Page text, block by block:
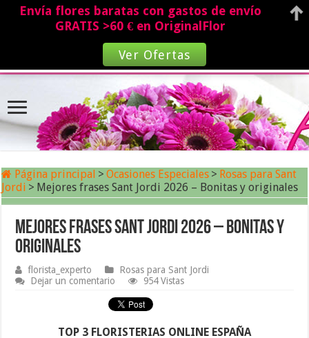
Página principal > Ocasiones Especiales > Rosas para Sant
Jordi > Mejores frases Sant Jordi 2026 – Bonitas y originales
Mejores frases Sant Jordi 2026 – Bonitas y
originales
florista_experto
Rosas para Sant Jordi
Dejar un comentario
954 Vistas
TOP 3 FLORISTERIAS ONLINE ESPAÑA
Envía flores baratas con gastos de envío
GRATIS >60 € en OriginalFlor
Ver Ofertas